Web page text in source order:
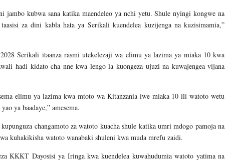
kubwa sana katika maendeleo ya nchi yetu. Shule nyingi kongwe na
za dini kabla hata ya Serikali kuendelea kuzijenga na kuzisimamia,”
Serikali itaanza rasmi utekelezaji wa elimu ya lazima ya miaka 10 kwa
hadi kidato cha nne kwa lengo la kuongeza ujuzi na kuwajengea vijana
elimu ya lazima kwa mtoto wa Kitanzania iwe miaka 10 ili watoto wetu
ya baadaye,” amesema.
changamoto za watoto kuacha shule katika umri mdogo pamoja na
kuhakikisha watoto wanabaki shuleni kwa muda mrefu zaidi.
KKKT Dayosisi ya Iringa kwa kuendelea kuwahudumia watoto yatima na